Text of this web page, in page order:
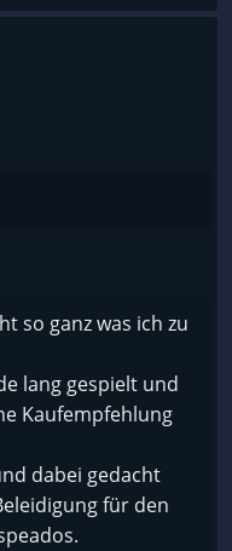
so ganz was ich zu
lang gespielt und
Kaufempfehlung
dabei gedacht
für den